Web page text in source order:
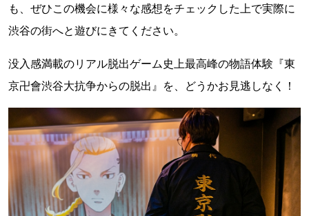
も、ぜひこの機会に様々な感想をチェックした上で実際に
渋谷の街へと遊びにきてください。
没入感満載のリアル脱出ゲーム史上最高峰の物語体験『東
京卍會渋谷大抗争からの脱出』を、どうかお見逃しなく！